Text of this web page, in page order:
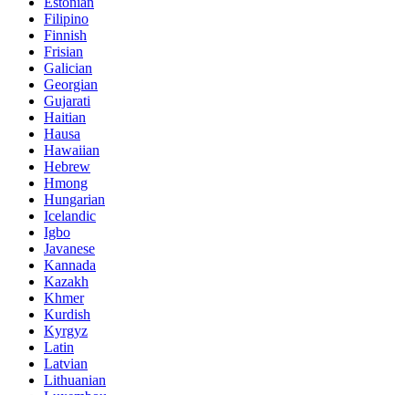
Filipino
Finnish
Frisian
Galician
Georgian
Gujarati
Haitian
Hausa
Hawaiian
Hebrew
Hmong
Hungarian
Icelandic
Igbo
Javanese
Kannada
Kazakh
Khmer
Kurdish
Kyrgyz
Latin
Latvian
Lithuanian